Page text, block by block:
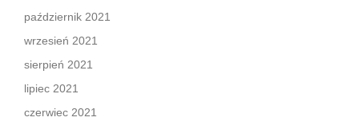
październik 2021
wrzesień 2021
sierpień 2021
lipiec 2021
czerwiec 2021